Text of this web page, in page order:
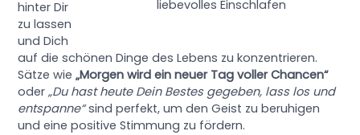
liebevolles Einschlafen
hinter Dir
zu lassen
und Dich
auf die schönen Dinge des Lebens zu konzentrieren.
Sätze wie„Morgen wird ein neuer Tag voller Chancen“
oder„Du hast heute Dein Bestes gegeben, lass los und
entspanne“sind perfekt, um den Geist zu beruhigen
und eine positive Stimmung zu fördern.